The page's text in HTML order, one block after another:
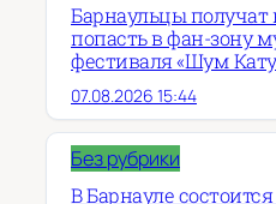
Барнаульцы получат
попасть в фан-зону
фестиваля «Шум
07.08.2026 15:44
Без рубрики
В Барнауле